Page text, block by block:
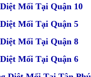
Mối Tại Quận 10
Mối Tại Quận 5
Mối Tại Quận 8
Mối Tại Quận 6